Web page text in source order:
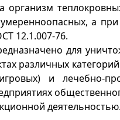
организм
умеренноопасных, а
12.1.007-76.
для
различных
и лечебно-
деятельностью.